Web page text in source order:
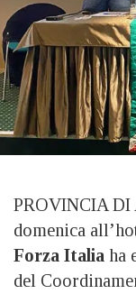
PROVINCIA DI
domenica
Forza Italia ha
del